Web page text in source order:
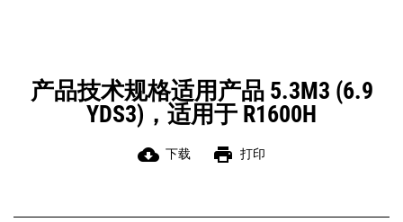
产品技术规格适用产品 5.3M3 (6.9
YDS3)，适用于 R1600H
cloud_download 下载 print 打印